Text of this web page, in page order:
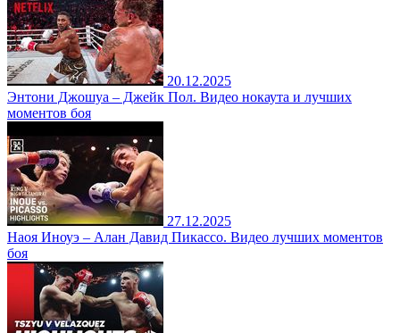
20.12.2025
Энтони Джошуа – Джейк Пол. Видео нокаута и лучших
моментов боя
27.12.2025
Наоя Иноуэ – Алан Давид Пикассо. Видео лучших моментов
боя